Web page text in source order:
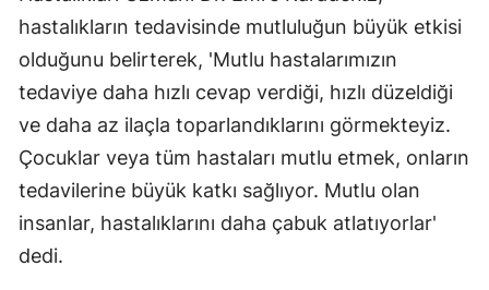
hastalıkların tedavisinde mutluluğun büyük etkisi
olduğunu belirterek, 'Mutlu hastalarımızın
tedaviye daha hızlı cevap verdiği, hızlı düzeldiği
ve daha az ilaçla toparlandıklarını görmekteyiz.
Çocuklar veya tüm hastaları mutlu etmek, onların
tedavilerine büyük katkı sağlıyor. Mutlu olan
insanlar, hastalıklarını daha çabuk atlatıyorlar'
dedi.